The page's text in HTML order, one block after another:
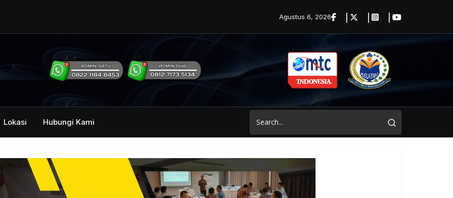
Acara
dan Kehumasan
Agustus 6, 2026
Lokasi Hubungi Kami